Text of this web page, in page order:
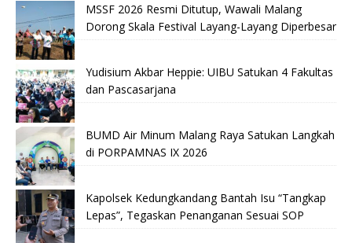
MSSF 2026 Resmi Ditutup, Wawali Malang
Dorong Skala Festival Layang-Layang Diperbesar
Yudisium Akbar Heppie: UIBU Satukan 4 Fakultas
dan Pascasarjana
BUMD Air Minum Malang Raya Satukan Langkah
di PORPAMNAS IX 2026
Kapolsek Kedungkandang Bantah Isu “Tangkap
Lepas”, Tegaskan Penanganan Sesuai SOP